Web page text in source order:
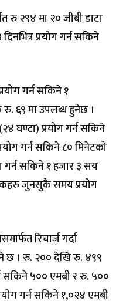
रु २९४ मा २० जीबी डाटा
प्रयोग गर्न सकिने
गर्न सकिने १
६९ मा उपलब्ध हुनेछ ।
घण्टा) प्रयोग गर्न सकिने
गर्न सकिने ८० मिनेटको
गर्न सकिने १ हजार ३ सय
जुनसुकै समय प्रयोग
रिचार्ज गर्दा
छ । रु. २०० देखि रु. ४९९
सकिने ५०० एमबी र रु. ५००
गर्न सकिने १,०२४ एमबी